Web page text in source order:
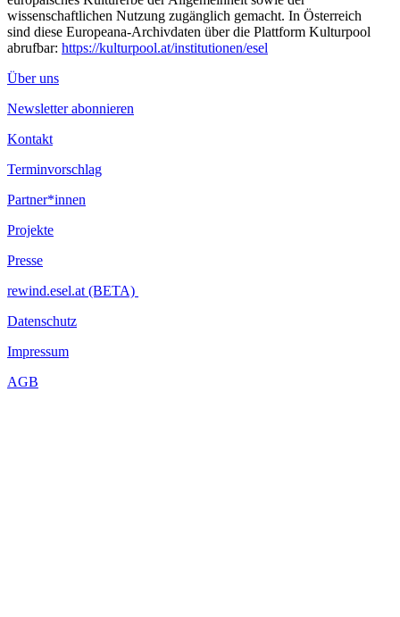
wissenschaftlichen Nutzung zugänglich gemacht. In Österreich
sind diese Europeana-Archivdaten über die Plattform Kulturpool
abrufbar: https://kulturpool.at/institutionen/esel
Über uns
Newsletter abonnieren
Kontakt
Terminvorschlag
Partner*innen
Projekte
Presse
rewind.esel.at (BETA)
Datenschutz
Impressum
AGB